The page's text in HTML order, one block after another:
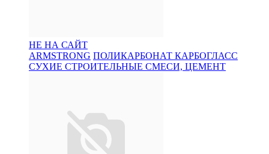
НЕ НА САЙТ
ARMSTRONG ПОЛИКАРБОНАТ КАРБОГЛАСС
СУХИЕ СТРОИТЕЛЬНЫЕ СМЕСИ, ЦЕМЕНТ